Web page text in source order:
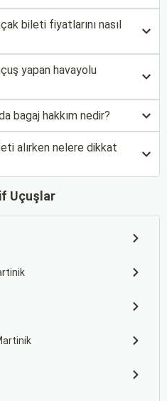
bileti fiyatlarını nasıl
yapan havayolu
bagaj hakkım nedir?
alırken nelere dikkat
Uçuşlar